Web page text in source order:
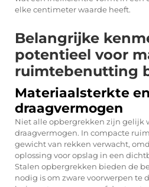
elke centimeter waarde heeft.
Belangrijke
potentieel voor
ruimtebenutting
Materiaalsterkte en
draagvermogen
Niet alle opbergrekken zijn gelijk
draagvermogen. In compacte
gewicht van rekken verwacht,
oplossing voor opslag in een
Stalen opbergrekken bieden de
nodig is om zware voorwerpen te